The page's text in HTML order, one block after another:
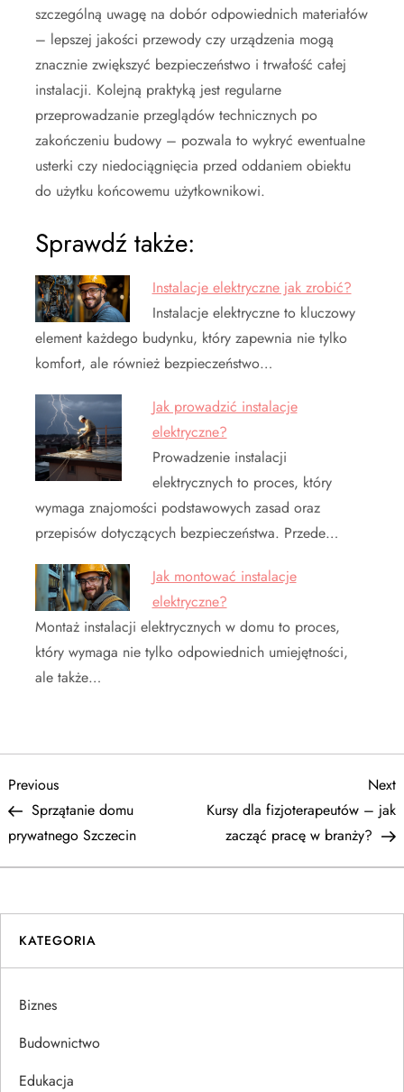
szczególną uwagę na dobór odpowiednich materiałów
– lepszej jakości przewody czy urządzenia mogą
znacznie zwiększyć bezpieczeństwo i trwałość całej
instalacji. Kolejną praktyką jest regularne
przeprowadzanie przeglądów technicznych po
zakończeniu budowy – pozwala to wykryć ewentualne
usterki czy niedociągnięcia przed oddaniem obiektu
do użytku końcowemu użytkownikowi.
Sprawdź także:
Instalacje elektryczne jak zrobić?
Instalacje elektryczne to kluczowy
element każdego budynku, który zapewnia nie tylko
komfort, ale również bezpieczeństwo…
Jak prowadzić instalacje
elektryczne?
Prowadzenie instalacji
elektrycznych to proces, który
wymaga znajomości podstawowych zasad oraz
przepisów dotyczących bezpieczeństwa. Przede…
Jak montować instalacje
elektryczne?
Montaż instalacji elektrycznych w domu to proces,
który wymaga nie tylko odpowiednich umiejętności,
ale także…
N
a
w
i
g
a
c
Previous
Post
Previous
Sprzątanie domu
prywatnego Szczecin
Next
Kursy dla fizjoterapeutów – jak
zacząć pracę w branży?
KATEGORIA
Biznes
Budownictwo
Edukacja